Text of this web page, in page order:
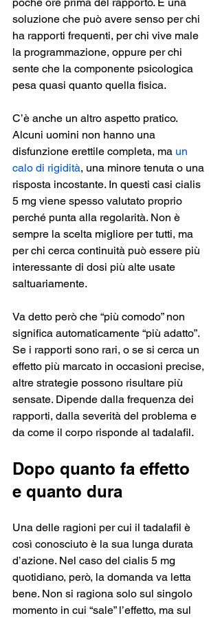
soluzione che può avere senso per chi
ha rapporti frequenti, per chi vive male
la programmazione, oppure per chi
sente che la componente psicologica
pesa quasi quanto quella fisica.
C’è anche un altro aspetto pratico.
Alcuni uomini non hanno una
disfunzione erettile completa, ma un
calo di rigidità, una minore tenuta o una
risposta incostante. In questi casi cialis
5 mg viene spesso valutato proprio
perché punta alla regolarità. Non è
sempre la scelta migliore per tutti, ma
per chi cerca continuità può essere più
interessante di dosi più alte usate
saltuariamente.
Va detto però che “più comodo” non
significa automaticamente “più adatto”.
Se i rapporti sono rari, o se si cerca un
effetto più marcato in occasioni precise,
altre strategie possono risultare più
sensate. Dipende dalla frequenza dei
rapporti, dalla severità del problema e
da come il corpo risponde al tadalafil.
Dopo quanto fa effetto
e quanto dura
Una delle ragioni per cui il tadalafil è
così conosciuto è la sua lunga durata
d’azione. Nel caso del cialis 5 mg
quotidiano, però, la domanda va letta
bene. Non si ragiona solo sul singolo
momento in cui “sale” l’effetto, ma sul